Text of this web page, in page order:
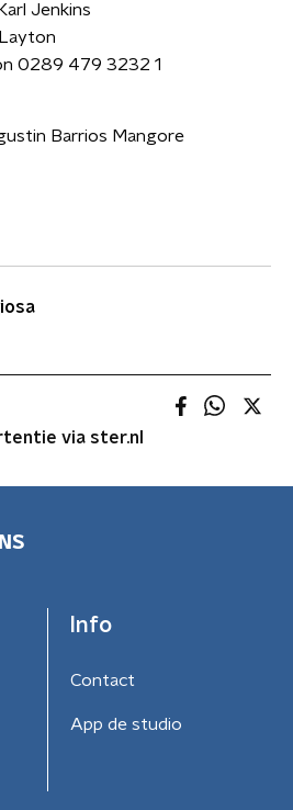
Jenkins
0289 479 3232 1
Barrios Mangore
via ster.nl
Info
Contact
App de studio